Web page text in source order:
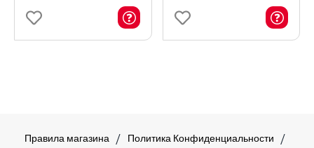
Правила магазина
Политика Конфиденциальности